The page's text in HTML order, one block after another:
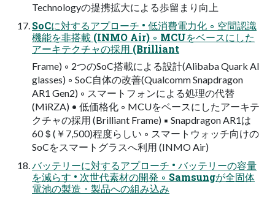
Technologyの提携拡大による歩留まり向上
SoCに対するアプローチ • 低消費電力化 ◦ 空間認識
機能を非搭載 (INMO Air) ◦ MCUをベースにした
アーキテクチャの採用 (Brilliant
Frame) ◦ 2つのSoC搭載による設計(Alibaba Quark AI
glasses) ◦ SoC自体の改善(Qualcomm Snapdragon
AR1 Gen2) ◦ スマートフォンによる処理の代替
(MiRZA) • 低価格化 ◦ MCUをベースにしたアーキテ
クチャの採用 (Brilliant Frame) ▪ Snapdragon AR1は
60＄(￥7,500)程度らしい ◦ スマートウォッチ向けの
SoCをスマートグラスへ利用 (INMO Air)
バッテリーに対するアプローチ • バッテリーの容量
を減らす • 次世代素材の開発 ◦ Samsungが全固体
電池の製造・製品への組み込み